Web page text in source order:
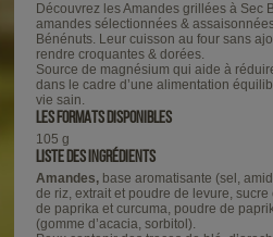
Découvrez les Amandes grillées à Sec
amandes sélectionnées &
Bénénuts. Leur cuisson au four sans
rendre croquantes & dorées.
Source de magnésium qui aide à
dans le cadre d’une alimentation
vie sain.
LES FORMATS DISPONIBLES
105 g
LISTE DES INGRÉDIENTS
Amandes, base aromatisante (sel,
de riz, extrait et poudre de levure,
de paprika et curcuma, poudre de
(gomme d’acacia, sorbitol).